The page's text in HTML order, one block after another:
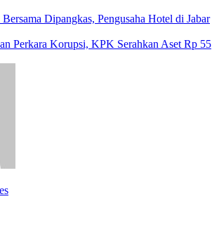
Dipangkas, Pengusaha Hotel di Jabar
Perkara Korupsi, KPK Serahkan Aset Rp 55